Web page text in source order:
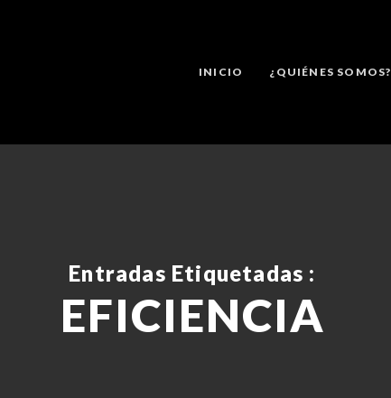
INICIO ¿QUIÉNES SOMOS?
Entradas Etiquetadas :
EFICIENCIA